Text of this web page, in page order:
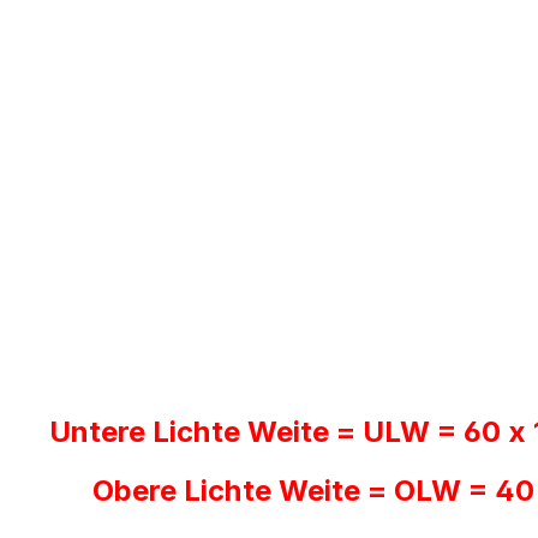
Untere Lichte Weite = ULW = 60
Obere Lichte Weite = OLW =